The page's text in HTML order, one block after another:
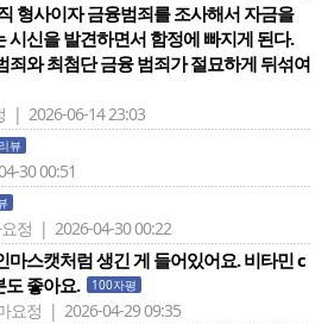
형사이자 금융범죄를 조사해서 자금을
시신을 발견하면서 함정에 빠지게 된다.
죄와 최첨단 금융 범죄가 절묘하게 뒤섞여
| 2026-06-14 23:03
리뷰
30 00:51
정 | 2026-04-30 00:22
마스캣처럼 생긴 게 들어있어요. 비타민 c
도 좋아요.
100자평
요정 | 2026-04-29 09:35